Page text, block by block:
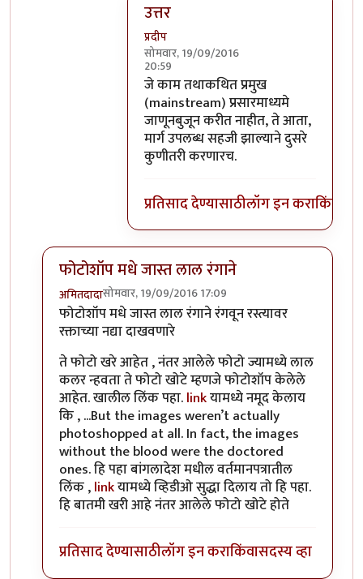
उत्तर
प्रदीप
सोमवार, 19/09/2016
20:59
In reply toका फिरली असावी हाच प्रश्न
जे काम तथाकथित प्रमुख
(mainstream) प्रसारमाध्यमे
जाणूनबुजून करीत नाहीत, ते आता,
मार्ग उपलब्ध सहजी झाल्याने दुसरे
कुणीतरी करणारच.
प्रतिसाद देण्यासाठीलॉग इन कराकिंवा
फोटोशॉप मधे जास्त लाल रंगाने
अमितदादासोमवार, 19/09/2016 17:09
In reply toकुर्बानी आणि बळी देणे दोन्हीbyबाळ सप्रे
फोटोशॉप मधे जास्त लाल रंगाने रंगवून रस्त्यावर
रक्ताच्या नद्या दाखवणारे
ते फोटो खरे आहेत , नंतर आलेले फोटो ज्यामध्ये लाल
कलर न्हवता ते फोटो खोटे म्हणजे फोटोशॉप केलेले
आहेत. खालील लिंक पहा.linkयामध्ये नमूद केलाय
कि , ...But the images weren’t actually
photoshopped at all. In fact, the images
without the blood were the doctored
ones. हि पहा बांगलादेश मधील वर्तमानपत्रातील
लिंक ,linkयामध्ये व्हिडीओ सुद्धा दिलाय तो हि पहा.
हि बातमी खरी आहे नंतर आलेले फोटो खोटे होते
प्रतिसाद देण्यासाठीलॉग इन कराकिंवासदस्य व्हा